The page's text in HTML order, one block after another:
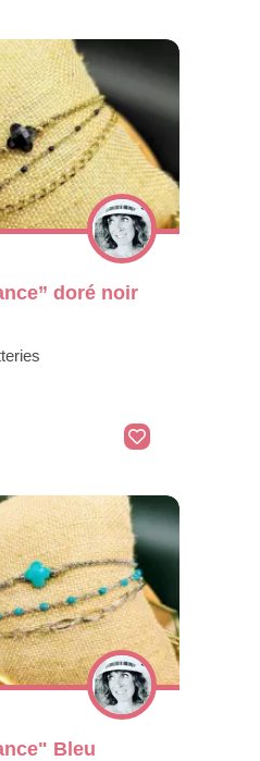
doré noir
Bleu